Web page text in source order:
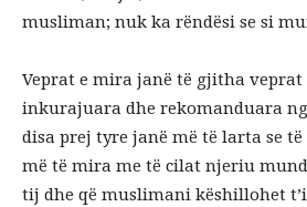
musliman; nuk ka rëndësi se si
Veprat e mira janë të gjitha
inkurajuara dhe rekomanduara
disa prej tyre janë më të larta se
më të mira me të cilat njeriu
tij dhe që muslimani këshillohet